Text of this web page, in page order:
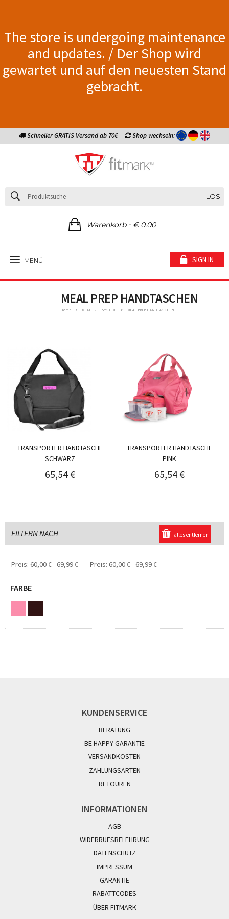
The store is undergoing maintenance
and updates. / Der Shop wird
gewartet und auf den neuesten Stand
gebracht.
Schneller GRATIS Versand ab 70€ Shop wechseln:
LOS
Warenkorb- € 0.00
MENÜ SIGN IN
MEAL PREP HANDTASCHEN
Home MEAL PREP SYSTEME MEAL PREP HANDTASCHEN
TRANSPORTER HANDTASCHE
SCHWARZ
65,54 €
TRANSPORTER HANDTASCHE
PINK
65,54 €
FILTERN NACH
Preis: 60,00 € - 69,99 € Preis: 60,00 € - 69,99 €
alles entfernen
FARBE
KUNDENSERVICE
BERATUNG
BE HAPPY GARANTIE
VERSANDKOSTEN
ZAHLUNGSARTEN
RETOUREN
INFORMATIONEN
AGB
WIDERRUFSBELEHRUNG
DATENSCHUTZ
IMPRESSUM
GARANTIE
RABATTCODES
ÜBER FITMARK